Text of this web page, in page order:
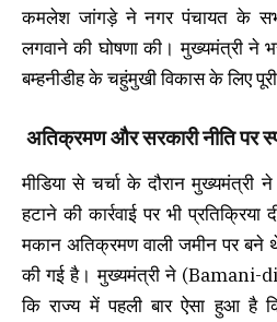
कमलेश जांगड़े ने नगर पंचायत के
लगवाने की घोषणा की। मुख्यमंत्री ने
बम्हनीडीह के चहुंमुखी विकास के लिए
अतिक्रमण और सरकारी नीति पर
मीडिया से चर्चा के दौरान
हटाने की कार्रवाई पर भी
मकान अतिक्रमण वाली जमीन पर बने
की गई है। मुख्यमंत्री ने (Bamani-
कि राज्य में पहली बार ऐसा हुआ है